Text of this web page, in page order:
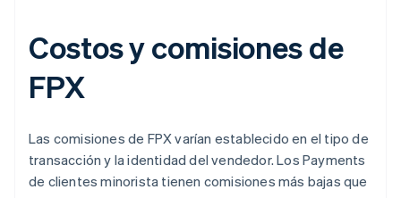
Costos y comisiones de
FPX
Las comisiones de FPX varían establecido en el tipo de
transacción y la identidad del vendedor. Los Payments
de clientes minorista tienen comisiones más bajas que